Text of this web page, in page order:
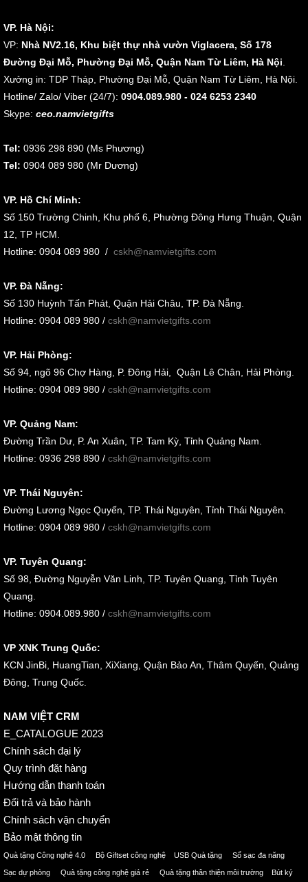
VP. Hà Nội:
VP: Nhà NV2.16, Khu biệt thự nhà vườn Viglacera, Số 178
Đường Đại Mỗ, Phường Đại Mỗ, Quận Nam Từ Liêm, Hà Nội.
Xưởng in: TDP Tháp, Phường Đại Mỗ, Quận Nam Từ Liêm, Hà Nội.
Hotline/ Zalo/ Viber (24/7): 0904.089.980 - 024 6253 2340
Skype: ceo.namvietgifts
Tel: 0936 298 890 (Ms Phương)
Tel: 0904 089 980 (Mr Dương)
VP. Hồ Chí Minh:
Số 150 Trường Chinh, Khu phố 6, Phường Đông Hưng Thuận, Quận
12, TP HCM.
Hotline: 0904 089 980 / cskh@namvietgifts.com
VP. Đà Nẵng:
Số 130 Huỳnh Tấn Phát, Quận Hải Châu, TP. Đà Nẵng.
Hotline: 0904 089 980 / cskh@namvietgifts.com
VP. Hải Phòng:
Số 94, ngõ 96 Chợ Hàng, P. Đông Hải, Quận Lê Chân, Hải Phòng.
Hotline: 0904 089 980 / cskh@namvietgifts.com
VP. Quảng Nam:
Đường Trần Dư, P. An Xuân, TP. Tam Kỳ, Tỉnh Quảng Nam.
Hotline: 0936 298 890 / cskh@namvietgifts.com
VP. Thái Nguyên:
Đường Lương Ngọc Quyến, TP. Thái Nguyên, Tỉnh Thái Nguyên.
Hotline: 0904 089 980 / cskh@namvietgifts.com
VP. Tuyên Quang:
Số 98, Đường Nguyễn Văn Linh, TP. Tuyên Quang, Tỉnh Tuyên
Quang.
Hotline: 0904.089.980 / cskh@namvietgifts.com
VP XNK Trung Quốc:
KCN JinBi, HuangTian, XiXiang, Quận Bảo An, Thâm Quyến, Quảng
Đông, Trung Quốc.
NAM VIỆT CRM
E_CATALOGUE 2023
Chính sách đại lý
Quy trình đặt hàng
Hướng dẫn thanh toán
Đổi trả và bảo hành
Chính sách vận chuyển
Bảo mật thông tin
Quà tặng Công nghệ 4.0 Bộ Giftset công nghệ USB Quà tặng Sổ sạc đa năng
Sạc dự phòng Quà tặng công nghệ giá rẻ Quà tặng thân thiện môi trường Bút ký